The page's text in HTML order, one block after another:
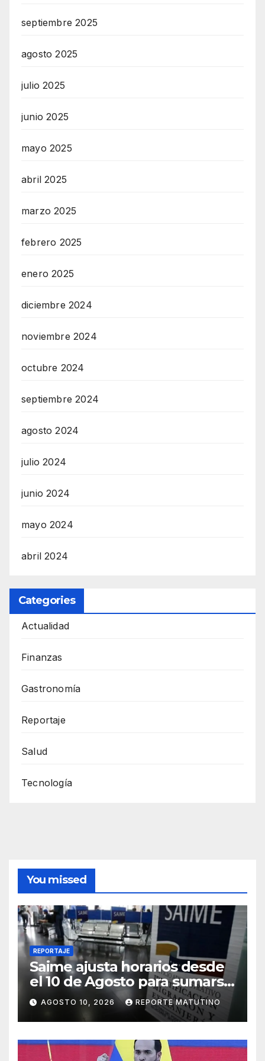
septiembre 2025
agosto 2025
julio 2025
junio 2025
mayo 2025
abril 2025
marzo 2025
febrero 2025
enero 2025
diciembre 2024
noviembre 2024
octubre 2024
septiembre 2024
agosto 2024
julio 2024
junio 2024
mayo 2024
abril 2024
Categories
Actualidad
Finanzas
Gastronomía
Reportaje
Salud
Tecnología
You missed
REPORTAJE
Saime ajusta horarios desde
el 10 de Agosto para sumarse
al ‘Plan de Ahorro
Energético’
AGOSTO 10, 2026 REPORTE MATUTINO